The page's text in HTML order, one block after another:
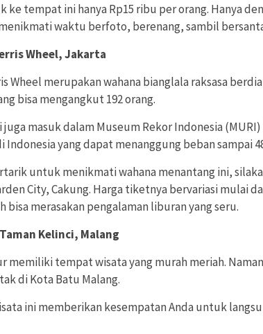
ke tempat ini hanya Rp15 ribu per orang. Hanya
waktu berfoto, berenang, sambil
Wheel, Jakarta
Wheel merupakan wahana bianglala raksasa
bisa mengangkut 192 orang.
masuk dalam Museum Rekor Indonesia
yang dapat menanggung beban sampai
untuk menikmati wahana menantang ini,
City, Cakung. Harga tiketnya bervariasi mulai
bisa merasakan pengalaman liburan yang seru.
Kelinci, Malang
memiliki tempat wisata yang murah meriah.
di Kota Batu Malang.
ini memberikan kesempatan Anda untuk